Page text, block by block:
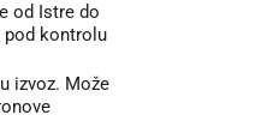
od Istre do
pod kontrolu
izvoz. Može